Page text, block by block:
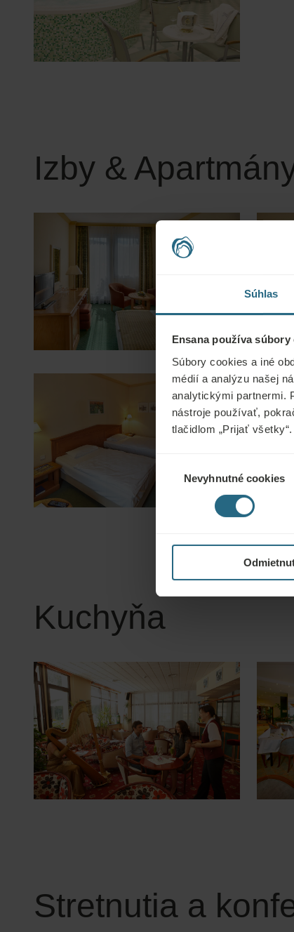
Súhlas
Ensana používa
Súbory cookies a iné
médií a analýzu našej
analytickými partnermi.
nástroje používať,
tlačidlom „Prijať všetky“.
súhlasuNevyhnutné cookies
Izby &
Kuchyňa
Stretnutia a